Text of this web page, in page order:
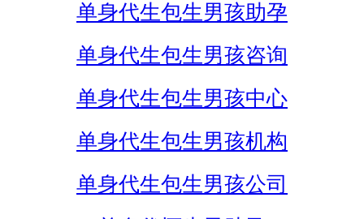
单身代生包生男孩助孕
单身代生包生男孩咨询
单身代生包生男孩中心
单身代生包生男孩机构
单身代生包生男孩公司